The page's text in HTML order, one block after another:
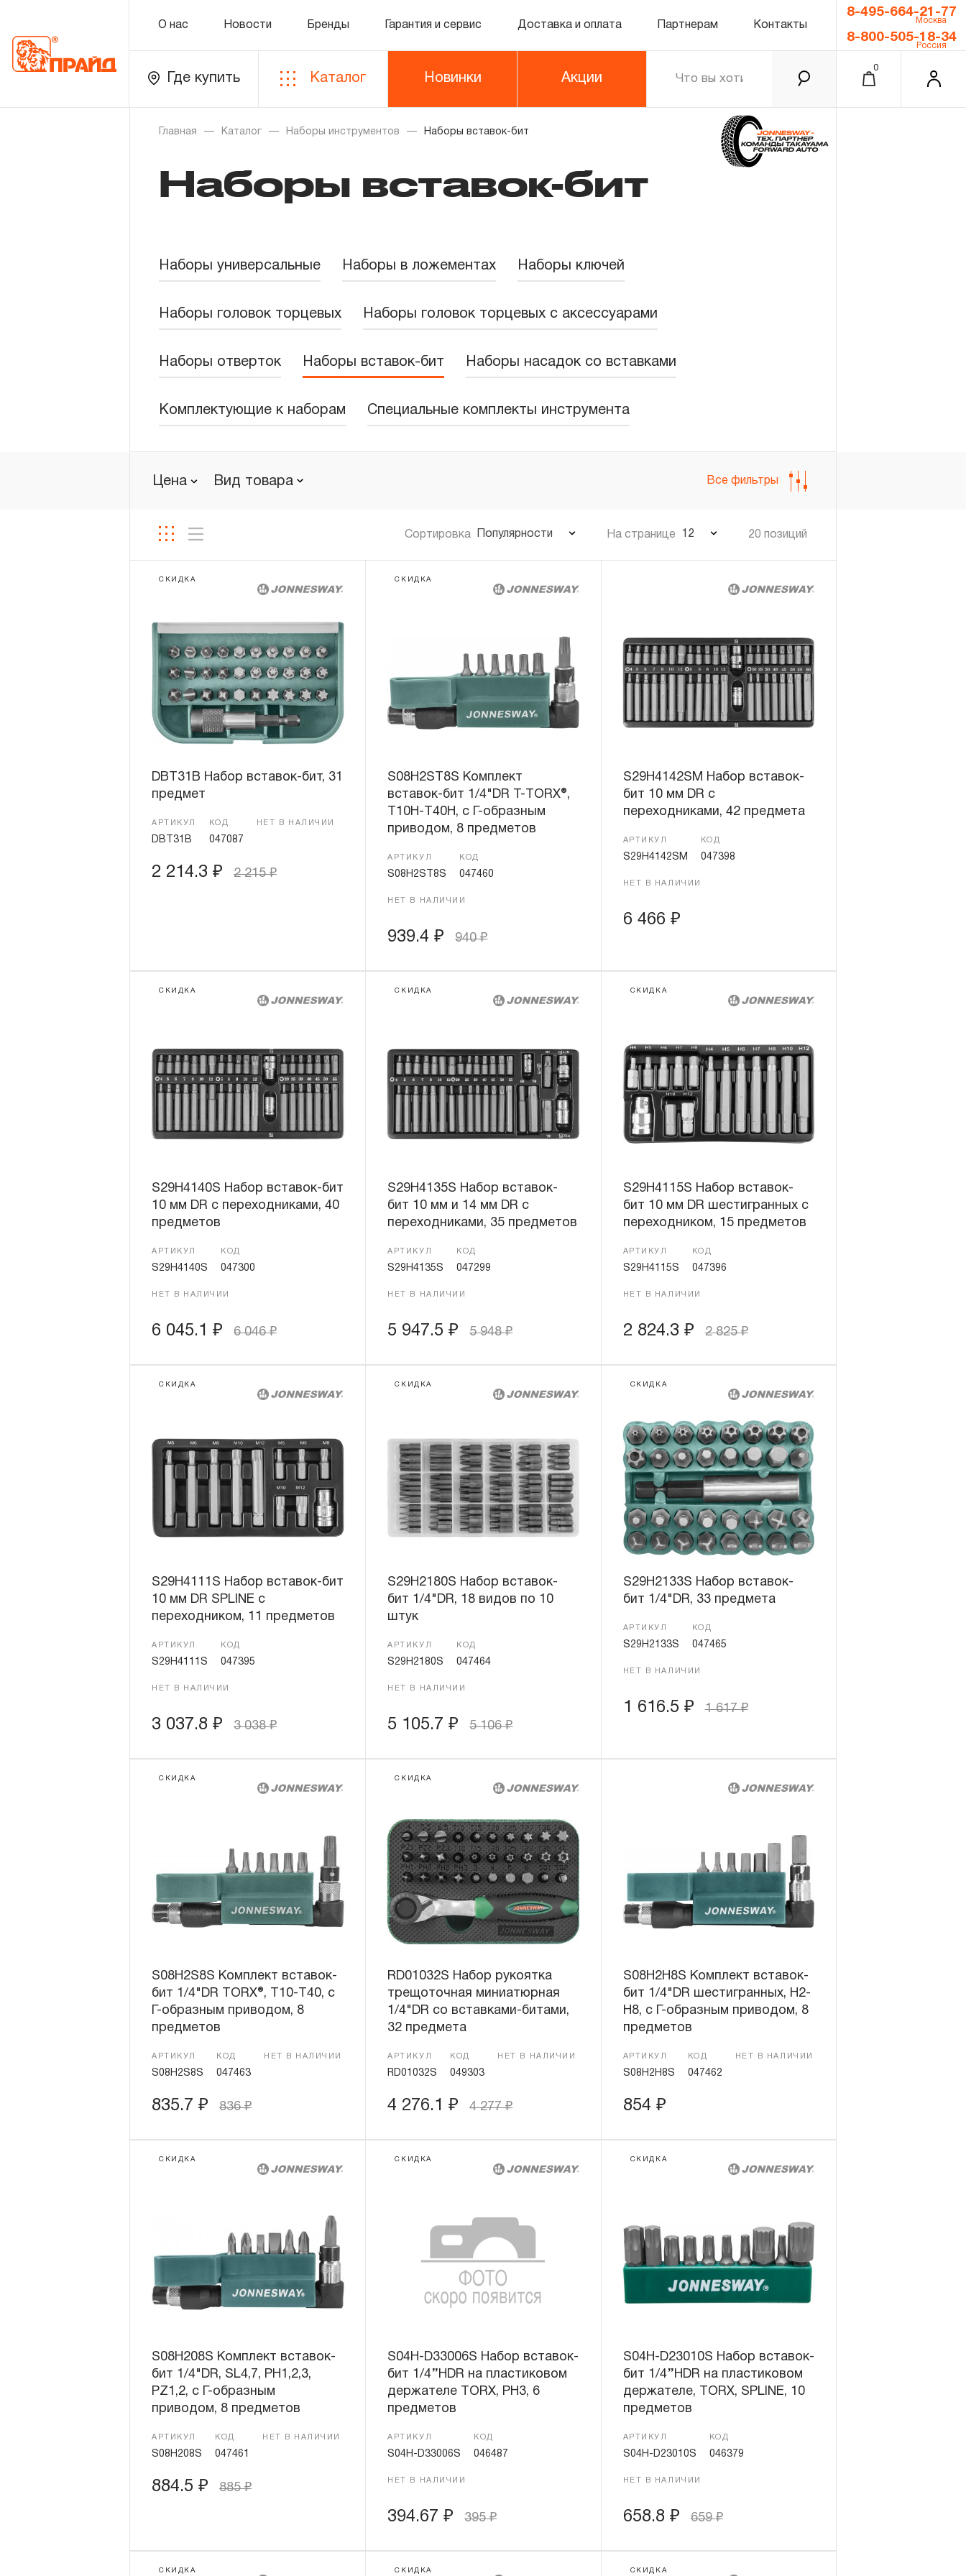
О нас Новости Бренды Гарантия и сервис Доставка и оплата Партнерам Контакты
8-495-664-21-77
Москва
8-800-505-18-34
Россия
Где купить Каталог Новинки Акции
0
Каталог
Золотая лихорадка
Уцененный товар
О нас
Бренды
Гарантия и сервис
Доставка и оплата
Партнерам
Контакты
Главная Каталог Наборы инструментов Наборы вставок-бит
Наборы вставок-бит
Наборы универсальные Наборы в ложементах Наборы ключей
Наборы головок торцевых Наборы головок торцевых с аксессуарами
Наборы отверток Наборы вставок-бит Наборы насадок со вставками
Комплектующие к наборам Специальные комплекты инструмента
Цена Вид товара Все фильтры
Сортировка Популярности На странице 12 20 позиций
СКИДКА
DBT31B Набор вставок-бит, 31
предмет
АРТИКУЛ
DBT31B
КОД
047087
НЕТ В НАЛИЧИИ
2 214.3 ₽ 2 215₽
СКИДКА
S08H2ST8S Комплект
вставок-бит 1/4"DR T-TORX®,
T10H-T40H, c Г-образным
приводом, 8 предметов
АРТИКУЛ
S08H2ST8S
КОД
047460
НЕТ В НАЛИЧИИ
939.4₽ 940₽
S29H4142SM Набор вставок-
бит 10 мм DR с
переходниками, 42 предмета
АРТИКУЛ
S29H4142SM
КОД
047398
НЕТ В НАЛИЧИИ
6 466 ₽
СКИДКА
S29H4140S Набор вставок-бит
10 мм DR с переходниками, 40
предметов
АРТИКУЛ
S29H4140S
КОД
047300
НЕТ В НАЛИЧИИ
6 045.1 ₽ 6 046₽
СКИДКА
S29H4135S Набор вставок-
бит 10 мм и 14 мм DR с
переходниками, 35 предметов
АРТИКУЛ
S29H4135S
КОД
047299
НЕТ В НАЛИЧИИ
5 947.5₽ 5 948₽
СКИДКА
S29H4115S Набор вставок-
бит 10 мм DR шестигранных с
переходником, 15 предметов
АРТИКУЛ
S29H4115S
КОД
047396
НЕТ В НАЛИЧИИ
2 824.3 ₽ 2 825₽
СКИДКА
S29H4111S Набор вставок-бит
10 мм DR SPLINE с
переходником, 11 предметов
АРТИКУЛ
S29H4111S
КОД
047395
НЕТ В НАЛИЧИИ
3 037.8 ₽ 3 038₽
СКИДКА
S29H2180S Набор вставок-
бит 1/4"DR, 18 видов по 10
штук
АРТИКУЛ
S29H2180S
КОД
047464
НЕТ В НАЛИЧИИ
5 105.7₽ 5 106₽
СКИДКА
S29H2133S Набор вставок-
бит 1/4"DR, 33 предмета
АРТИКУЛ
S29H2133S
КОД
047465
НЕТ В НАЛИЧИИ
1 616.5 ₽ 1 617₽
СКИДКА
S08H2S8S Комплект вставок-
бит 1/4"DR TORX®, T10-T40, c
Г-образным приводом, 8
предметов
АРТИКУЛ
S08H2S8S
КОД
047463
НЕТ В НАЛИЧИИ
835.7 ₽ 836₽
СКИДКА
RD01032S Набор рукоятка
трещоточная миниатюрная
1/4"DR со вставками-битами,
32 предмета
АРТИКУЛ
RD01032S
КОД
049303
НЕТ В НАЛИЧИИ
4 276.1₽ 4 277₽
S08H2H8S Комплект вставок-
бит 1/4"DR шестигранных, H2-
H8, c Г-образным приводом, 8
предметов
АРТИКУЛ
S08H2H8S
КОД
047462
НЕТ В НАЛИЧИИ
854 ₽
СКИДКА
S08H208S Комплект вставок-
бит 1/4"DR, SL4,7, PH1,2,3,
PZ1,2, c Г-образным
приводом, 8 предметов
АРТИКУЛ
S08H208S
КОД
047461
НЕТ В НАЛИЧИИ
884.5 ₽ 885₽
СКИДКА
S04H-D33006S Набор вставок-
бит 1/4’’HDR на пластиковом
держателе TORX, PH3, 6
предметов
АРТИКУЛ
S04H-D33006S
КОД
046487
НЕТ В НАЛИЧИИ
394.67₽ 395₽
СКИДКА
S04H-D23010S Набор вставок-
бит 1/4’’HDR на пластиковом
держателе, TORX, SPLINE, 10
предметов
АРТИКУЛ
S04H-D23010S
КОД
046379
НЕТ В НАЛИЧИИ
658.8 ₽ 659₽
СКИДКА СКИДКА СКИДКА